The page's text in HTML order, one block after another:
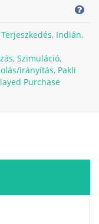
, Indián,
, Szimuláció,
irányítás, Pakli
Purchase